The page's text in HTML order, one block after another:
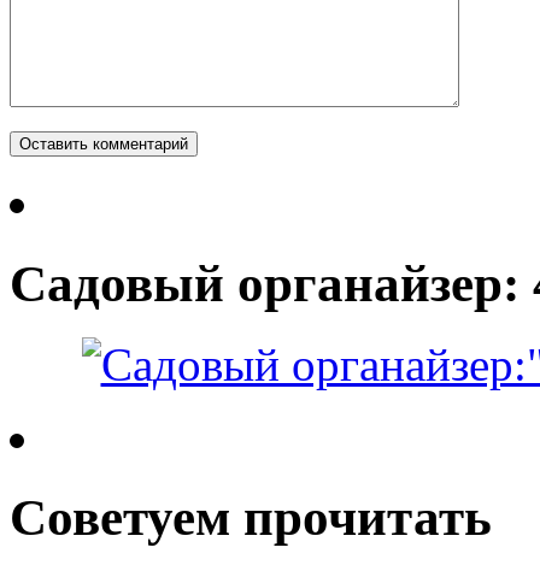
Садовый органайзер:
Советуем прочитать